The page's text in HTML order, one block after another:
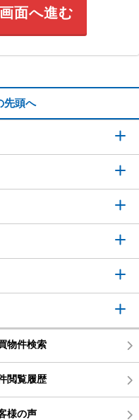
面へ進む
先頭へ
物件検索
閲覧履歴
様の声